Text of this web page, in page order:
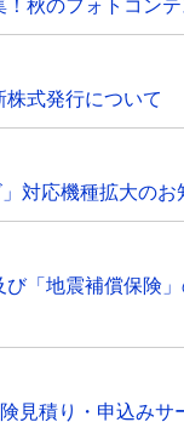
式発行について
対応機種拡大の
び「地震補償保険
見積り・申込みサ